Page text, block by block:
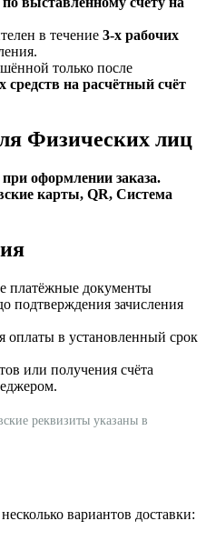
в течение 3‑х рабочих
только после
средств на расчётный счёт
Физических лиц
при оформлении заказа.
карты, QR, Система
платёжные документы
подтверждения зачисления
оплаты в установленный срок
или получения счёта
реквизиты указаны в
вариантов доставки: